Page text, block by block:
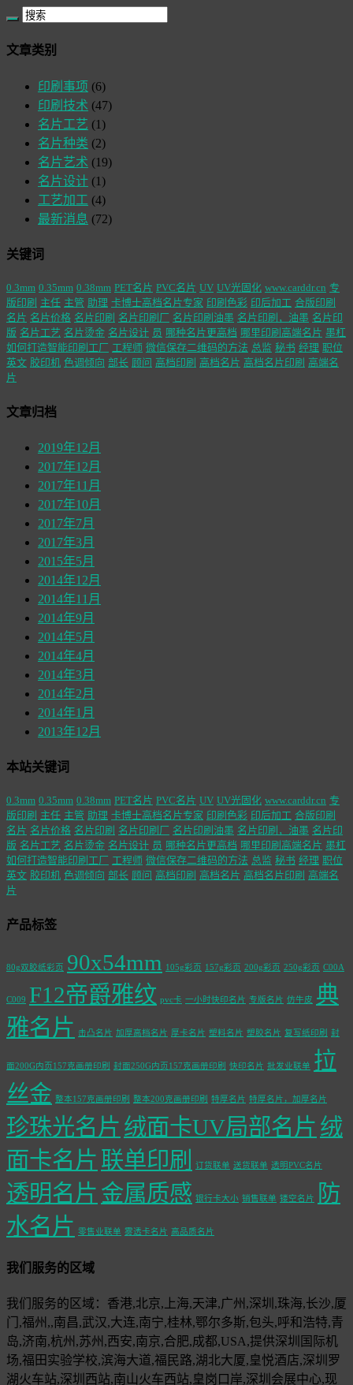
文章类别
印刷事项 (6)
印刷技术 (47)
名片工艺 (1)
名片种类 (2)
名片艺术 (19)
名片设计 (1)
工艺加工 (4)
最新消息 (72)
关键词
0.3mm 0.35mm 0.38mm PET名片 PVC名片 UV UV光固化 www.carddr.cn 专
版印刷 主任 主管 助理 卡博士高档名片专家 印刷色彩 印后加工 合版印刷
名片 名片价格 名片印刷 名片印刷厂 名片印刷油墨 名片印刷，油墨 名片印
版 名片工艺 名片烫金 名片设计 员 哪种名片更高档 哪里印刷高端名片 墨杠
如何打造智能印刷工厂 工程师 微信保存二维码的方法 总监 秘书 经理 职位
英文 胶印机 色调倾向 部长 顾问 高档印刷 高档名片 高档名片印刷 高端名
片
文章归档
2019年12月
2017年12月
2017年11月
2017年10月
2017年7月
2017年3月
2015年5月
2014年12月
2014年11月
2014年9月
2014年5月
2014年4月
2014年3月
2014年2月
2014年1月
2013年12月
本站关键词
0.3mm 0.35mm 0.38mm PET名片 PVC名片 UV UV光固化 www.carddr.cn 专
版印刷 主任 主管 助理 卡博士高档名片专家 印刷色彩 印后加工 合版印刷
名片 名片价格 名片印刷 名片印刷厂 名片印刷油墨 名片印刷，油墨 名片印
版 名片工艺 名片烫金 名片设计 员 哪种名片更高档 哪里印刷高端名片 墨杠
如何打造智能印刷工厂 工程师 微信保存二维码的方法 总监 秘书 经理 职位
英文 胶印机 色调倾向 部长 顾问 高档印刷 高档名片 高档名片印刷 高端名
片
产品标签
80g双胶纸彩页 90x54mm 105g彩页 157g彩页 200g彩页 250g彩页 C00A
C009 F12帝爵雅纹 pvc卡 一小时快印名片 专版名片 仿牛皮 典
雅名片 击凸名片 加厚高档名片 厚卡名片 塑料名片 塑胶名片 复写纸印刷 封
面200G内页157克画册印刷 封面250G内页157克画册印刷 快印名片 批发业联单 拉
丝金 整本157克画册印刷 整本200克画册印刷 特厚名片 特厚名片，加厚名片
珍珠光名片 绒面卡UV局部名片 绒
面卡名片 联单印刷 订货联单 送货联单 透明PVC名片
透明名片 金属质感 银行卡大小 销售联单 镂空名片
防
水名片 零售业联单 雾透卡名片 高品质名片
我们服务的区域
我们服务的区域：香港,北京,上海,天津,广州,深圳,珠海,长沙,厦
门,福州,,南昌,武汉,大连,南宁,桂林,鄂尔多斯,包头,呼和浩特,青
岛,济南,杭州,苏州,西安,南京,合肥,成都,USA,提供深圳国际机
场,福田实验学校,滨海大道,福民路,湖北大厦,皇悦酒店,深圳罗
湖火车站,深圳西站,南山火车西站,皇岗口岸,深圳会展中心,现